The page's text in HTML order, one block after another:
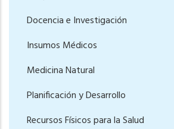
Docencia e Investigación
Insumos Médicos
Medicina Natural
Planificación y Desarrollo
Recursos Físicos para la Salud